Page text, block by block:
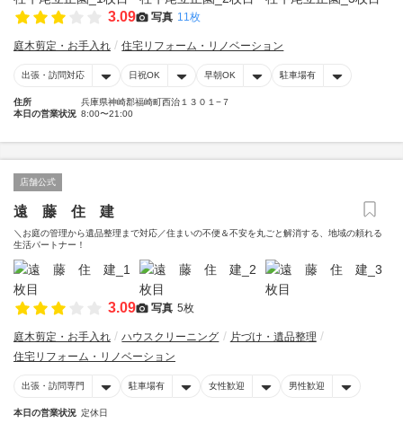
3.09 写真 11枚
庭木剪定・お手入れ 住宅リフォーム・リノベーション
出張・訪問対応 日祝OK 早朝OK 駐車場有
住所
兵庫県神崎郡福崎町西治１３０１−７
本日の営業状況 8:00〜21:00
店舗公式
遠 藤 住 建
＼お庭の管理から遺品整理まで対応／住まいの不便＆不安を丸ごと解消する、地域の頼れる
生活パートナー！
3.09 写真 5枚
庭木剪定・お手入れ ハウスクリーニング
片づけ・遺品整理
住宅リフォーム・リノベーション
出張・訪問専門 駐車場有 女性歓迎 男性歓迎
本日の営業状況 定休日